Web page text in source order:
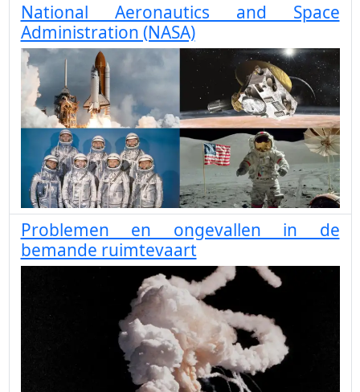
National Aeronautics and Space
Administration (NASA)
Problemen en ongevallen in de
bemande ruimtevaart